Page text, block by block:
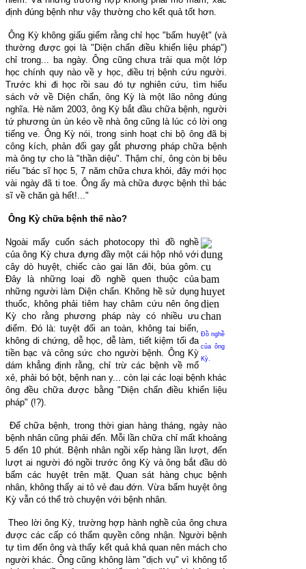
định đúng bệnh như vậy thường cho kết quả tốt hơn.
Ông Kỳ không giấu giếm rằng chỉ học "bấm huyệt" (và
thường được gọi là "Diện chẩn điều khiển liệu pháp")
chỉ trong... ba ngày. Ông cũng chưa trải qua một lớp
học chính quy nào về y học, điều trị bệnh cứu người.
Trước khi đi học rồi sau đó tự nghiên cứu, tìm hiểu
sách vở về Diện chẩn, ông Kỳ là một lão nông đúng
nghĩa. Hè năm 2003, ông Kỳ bắt đầu chữa bệnh, người
tứ phương ùn ùn kéo về nhà ông cũng là lúc có lời ong
tiếng ve. Ông Kỳ nói, trong sinh hoạt chi bộ ông đã bị
công kích, phản đối gay gắt phương pháp chữa bệnh
mà ông tự cho là "thần diệu". Thậm chí, ông còn bị bêu
riếu "bác sĩ học 5, 7 năm chữa chưa khỏi, đây mới học
vài ngày đã ti toe. Ông ấy mà chữa được bệnh thì bác
sĩ về chăn gà hết!..."
Ông Kỳ chữa bệnh thế nào?
Đồ nghề
của ông
Kỳ.
Ngoài mấy cuốn sách photocopy thì đồ nghề
của ông Kỳ chưa đựng đầy một cái hộp nhỏ với
cây dò huyệt, chiếc cào gai lăn đôi, búa gôm.
Đây là những loại đồ nghề quen thuộc của
những người làm Diện chẩn. Không hề sử dụng
thuốc, không phải tiêm hay châm cứu nên ông
Kỳ cho rằng phương pháp này có nhiều ưu
điểm. Đó là: tuyệt đối an toàn, không tai biến,
không di chứng, dễ học, dễ làm, tiết kiệm tối đa
tiền bạc và công sức cho người bệnh. Ông Kỳ
dám khẳng định rằng, chỉ trừ các bệnh về mổ
xẻ, phải bó bột, bệnh nan y... còn lại các loại bệnh khác
ông đều chữa được bằng "Diện chẩn điều khiển liệu
pháp" (!?).
Để chữa bệnh, trong thời gian hàng tháng, ngày nào
bệnh nhân cũng phải đến. Mỗi lần chữa chỉ mất khoảng
5 đến 10 phút. Bệnh nhân ngồi xếp hàng lần lượt, đến
lượt ai người đó ngồi trước ông Kỳ và ông bắt đầu dò
bấm các huyệt trên mặt. Quan sát hàng chục bệnh
nhân, không thấy ai tỏ vẻ đau đớn. Vừa bấm huyệt ông
Kỳ vẫn có thể trò chuyện với bệnh nhân.
Theo lời ông Kỳ, trường hợp hành nghề của ông chưa
được các cấp có thẩm quyền công nhận. Người bệnh
tự tìm đến ông và thấy kết quả khả quan nên mách cho
người khác. Ông cũng không làm "dịch vụ" vì không tổ